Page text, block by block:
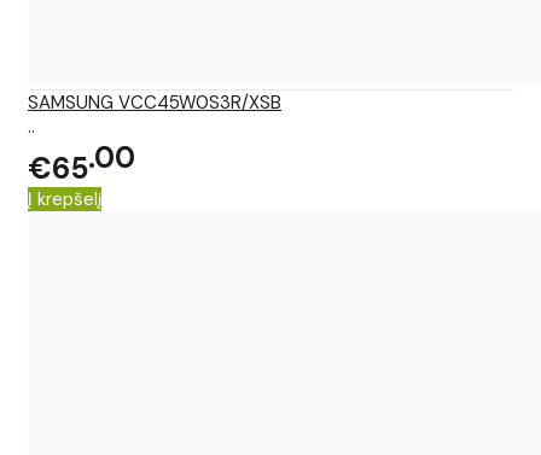
SAMSUNG VCC45W0S3R/XSB
..
€6500
Į krepšelį